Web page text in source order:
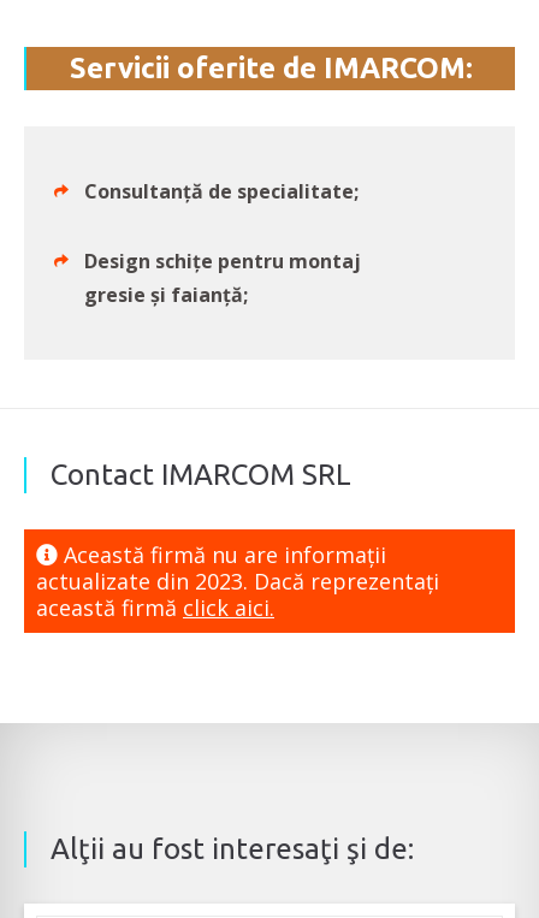
Servicii oferite de IMARCOM:
Consultanță de specialitate;
Design schițe pentru montaj
gresie și faianță;
Contact IMARCOM SRL
Această firmă nu are informaţii
actualizate din 2023. Dacă reprezentaţi
această firmă click aici.
Alţii au fost interesaţi şi de: